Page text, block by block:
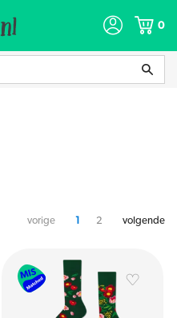
0
vorige 1 2 volgende